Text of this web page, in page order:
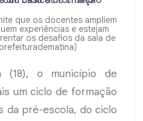
que os docentes ampliem
experiências e estejam
os desafios da sala de
(18), o município de
um ciclo de formação
da pré-escola, do ciclo